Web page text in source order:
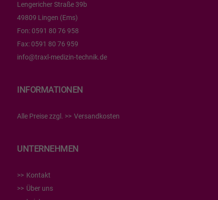
Lengericher Straße 39b
49809 Lingen (Ems)
Fon: 0591 80 76 958
Fax: 0591 80 76 959
info@traxl-medizin-technik.de
INFORMATIONEN
Alle Preise zzgl. Versandkosten
UNTERNEHMEN
Kontakt
Über uns